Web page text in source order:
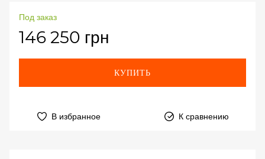
Под заказ
146 250 грн
КУПИТЬ
В избранное К сравнению